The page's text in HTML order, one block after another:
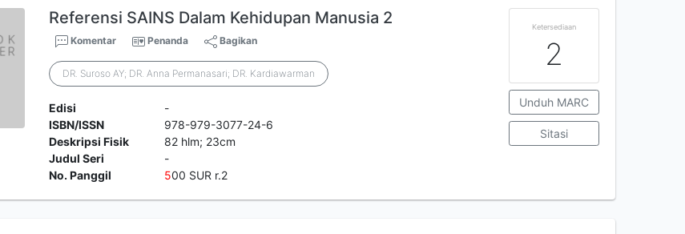
Referensi SAINS Dalam Kehidupan Manusia 2
Komentar Penanda Bagikan
DR. Suroso AY; DR. Anna Permanasari; DR. Kardiawarman
Edisi
-
ISBN/ISSN
978-979-3077-24-6
Deskripsi Fisik
82 hlm; 23cm
Judul Seri
-
No. Panggil
500 SUR r.2
Ketersediaan
2
Unduh MARC
Sitasi